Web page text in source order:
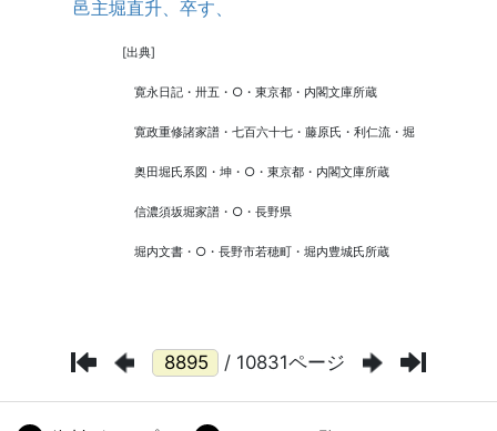
/ 10831ページ